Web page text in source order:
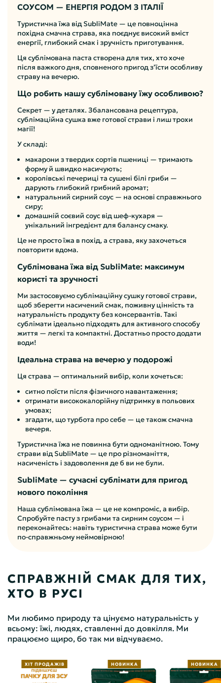
СОУСОМ — ЕНЕРГІЯ РОДОМ З ІТАЛІЇ
Туристична їжа від SubliMate — це повноцінна
похідна смачна страва, яка поєднує високий вміст
енергії, глибокий смак і зручність приготування.
Ця сублімована паста створена для тих, хто хоче
після важкого дня, сповненого пригод з’їсти особливу
страву на вечерю.
Що робить нашу сублімовану їжу особливою?
Секрет — у деталях. Збалансована рецептура,
сублімаційна сушка вже готової страви і лиш трохи
магії!
У складі:
макарони з твердих сортів пшениці — тримають
форму й швидко насичують;
королівські печериці та сушені білі гриби —
дарують глибокий грибний аромат;
натуральний сирний соус — на основі справжнього
сиру;
домашній соєвий соус від шеф-кухаря —
унікальний інгредієнт для балансу смаку.
Це не просто їжа в похід, а страва, яку захочеться
повторити вдома.
Сублімована їжа від SubliMate: максимум
користі та зручності
Ми застосовуємо сублімаційну сушку готової страви,
щоб зберегти насичений смак, поживну цінність та
натуральність продукту без консервантів. Такі
сублімати ідеально підходять для активного способу
життя — легкі та компактні. Достатньо просто додати
води!
Ідеальна страва на вечерю у подорожі
Ця страва — оптимальний вибір, коли хочеться:
ситно поїсти після фізичного навантаження;
отримати висококалорійну підтримку в польових
умовах;
згадати, що турбота про себе — це також смачна
вечеря.
Туристична їжа не повинна бути одноманітною. Тому
страви від SubliMate — це про різноманіття,
насиченість і задоволення де б ви не були.
SubliMate — сучасні сублімати для пригод
нового покоління
Наша сублімована їжа — це не компроміс, а вибір.
Спробуйте пасту з грибами та сирним соусом — і
переконайтесь: навіть туристична страва може бути
по-справжньому неймовірною!
СПРАВЖНІЙ СМАК ДЛЯ ТИХ,
ХТО В РУСІ
Ми любимо природу та цінуємо натуральність у
всьому: їжі, людях, ставленні до довкілля. Ми
працюємо щиро, бо так ми відчуваємо.
ХІТ ПРОДАЖІВ НОВИНКА НОВИНКА